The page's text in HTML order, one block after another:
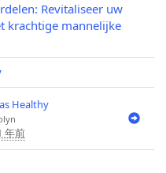
Revitaliseer uw
krachtige mannelijke
Healthy
年前